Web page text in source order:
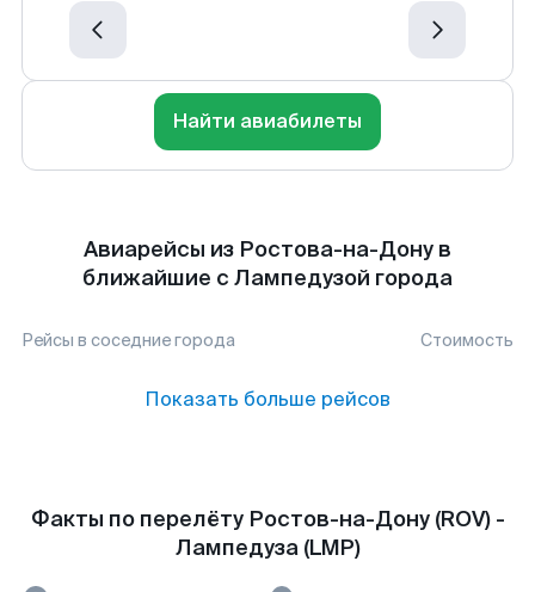
Найти авиабилеты
Авиарейсы из Ростова-на-Дону в
ближайшие с Лампедузой города
Рейсы в соседние города Стоимость
Показать больше рейсов
Факты по перелёту Ростов-на-Дону (ROV) -
Лампедуза (LMP)